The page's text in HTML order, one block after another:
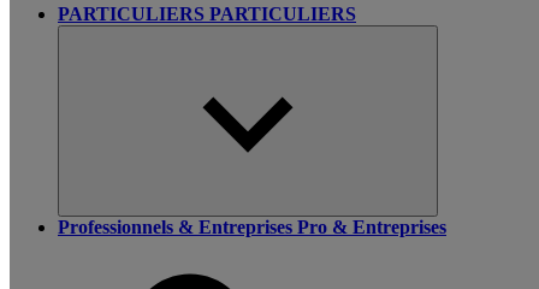
PARTICULIERS PARTICULIERS
Professionnels & Entreprises Pro & Entreprises